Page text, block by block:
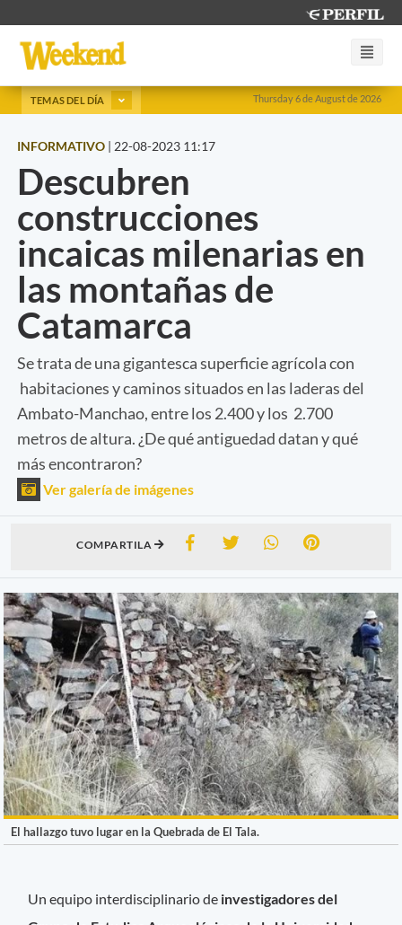
Thursday 6 de August de 2026
TEMAS DEL DÍA
INFORMATIVO | 22-08-2023 11:17
Descubren
construcciones
incaicas milenarias en
las montañas de
Catamarca
Se trata de una gigantesca superficie agrícola con
habitaciones y caminos situados en las laderas del
Ambato-Manchao, entre los 2.400 y los 2.700
metros de altura. ¿De qué antiguedad datan y qué
más encontraron?
Ver galería de imágenes
COMPARTILA
El hallazgo tuvo lugar en la Quebrada de El Tala.
Un equipo interdisciplinario de investigadores del